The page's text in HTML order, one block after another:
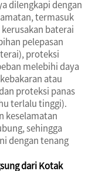
dilengkapi dengan
termasuk
baterai
pelepasan
proteksi
melebihi daya
atau
proteksi panas
terlalu tinggi).
keselamatan
sehingga
dengan tenang
dari Kotak